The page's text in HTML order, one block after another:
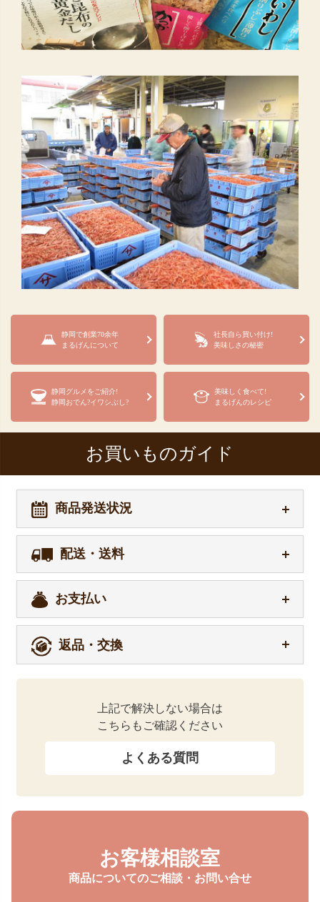
静岡で創業70余年
まるげんについて
社長自ら買い付け!
美味しさの秘密
静岡グルメをご紹介!
静岡おでん?イワシぶし?
美味しく食べて!
まるげんのレシピ
お買いものガイド
商品発送状況
配送・送料
お支払い
返品・交換
上記で解決しない場合は
こちらもご確認ください
よくある質問
お客様相談室
商品についてのご相談・お問い合せ